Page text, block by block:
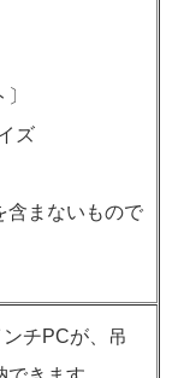
ズ
含まないもので
チPCが、吊